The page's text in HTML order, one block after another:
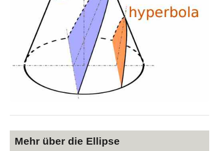
Mehr über die Ellipse